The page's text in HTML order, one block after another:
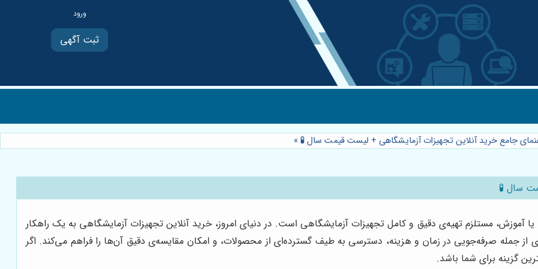
ثبت آگهی
جامع خرید آنلاین تجهیزات آزمایشگاهی + لیست قیمت سال 🧪 »
سال 🧪
یا آموزش، مستلزم تهیه‌ی دقیق و کامل تجهیزات آزمایشگاهی است. در دنیای امروز، خرید آنلاین تجهیزات آزمایشگاهی به یک راهکار
جمله صرفه‌جویی در زمان و هزینه، دسترسی به طیف گسترده‌ای از محصولات، و امکان مقایسه‌ی دقیق آن‌ها را فراهم می‌کند. اگر
گزینه برای شما باشد.